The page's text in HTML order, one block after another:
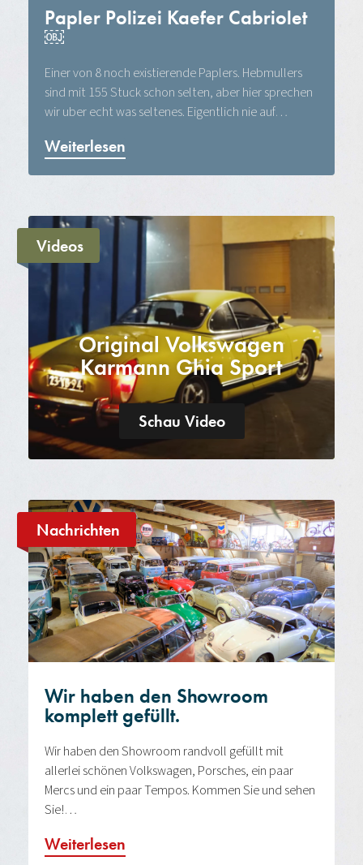
Papler Polizei Kaefer Cabriolet
￼
Einer von 8 noch existierende Paplers. Hebmullers
sind mit 155 Stuck schon selten, aber hier sprechen
wir uber echt was seltenes. Eigentlich nie auf…
Weiterlesen
Videos
Original Volkswagen
Karmann Ghia Sport
Schau Video
Nachrichten
Wir haben den Showroom
komplett gefüllt.
Wir haben den Showroom randvoll gefüllt mit
allerlei schönen Volkswagen, Porsches, ein paar
Mercs und ein paar Tempos. Kommen Sie und sehen
Sie!…
Weiterlesen